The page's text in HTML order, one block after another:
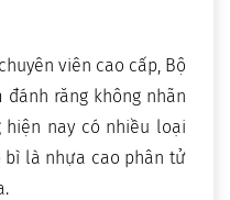
viên cao cấp, Bộ
răng không nhãn
nay có nhiều loại
bì là nhựa cao phân tử